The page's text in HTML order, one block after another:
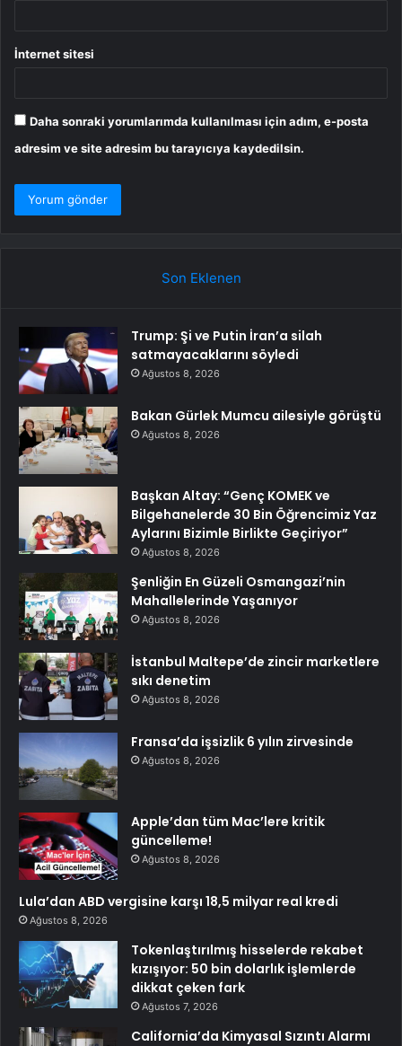
İnternet sitesi
Daha sonraki yorumlarımda kullanılması için adım, e-posta
adresim ve site adresim bu tarayıcıya kaydedilsin.
Son Eklenen
Trump: Şi ve Putin İran’a silah
satmayacaklarını söyledi
Ağustos 8, 2026
Bakan Gürlek Mumcu ailesiyle görüştü
Ağustos 8, 2026
Başkan Altay: “Genç KOMEK ve
Bilgehanelerde 30 Bin Öğrencimiz Yaz
Aylarını Bizimle Birlikte Geçiriyor”
Ağustos 8, 2026
Şenliğin En Güzeli Osmangazi’nin
Mahallelerinde Yaşanıyor
Ağustos 8, 2026
İstanbul Maltepe’de zincir marketlere
sıkı denetim
Ağustos 8, 2026
Fransa’da işsizlik 6 yılın zirvesinde
Ağustos 8, 2026
Apple’dan tüm Mac’lere kritik
güncelleme!
Ağustos 8, 2026
Lula’dan ABD vergisine karşı 18,5 milyar real kredi
Ağustos 8, 2026
Tokenlaştırılmış hisselerde rekabet
kızışıyor: 50 bin dolarlık işlemlerde
dikkat çeken fark
Ağustos 7, 2026
California’da Kimyasal Sızıntı Alarmı